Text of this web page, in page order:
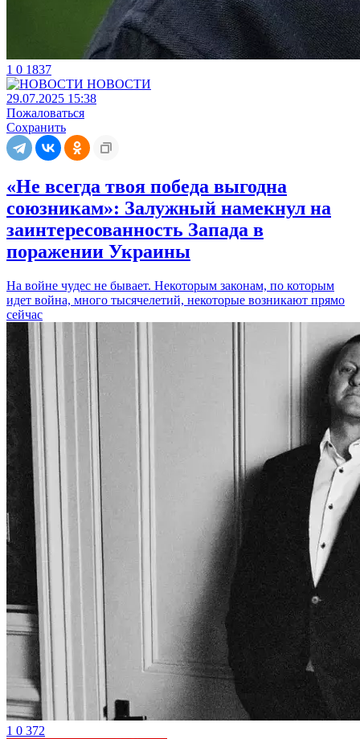
1 0 1837
НОВОСТИ
29.07.2025 15:38
Пожаловаться
Сохранить
«Не всегда твоя победа выгодна
союзникам»: Залужный намекнул на
заинтересованность Запада в
поражении Украины
На войне чудес не бывает. Некоторым законам, по которым
идет война, много тысячелетий, некоторые возникают прямо
сейчас
1 0 372